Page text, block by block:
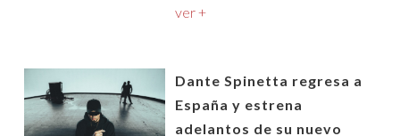
ver +
Dante Spinetta regresa a
España y estrena
adelantos de su nuevo